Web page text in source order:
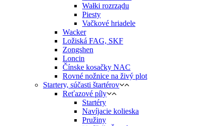
Wałki rozrządu
Piesty
Vačkové hriadele
Wacker
Ložiská FAG, SKF
Zongshen
Loncin
Čínske kosačky NAC
Rovné nožnice na živý plot
Startery, súčasti štartérov
Reťazové píly
Startéry
Navíjacie kolieska
Pružiny